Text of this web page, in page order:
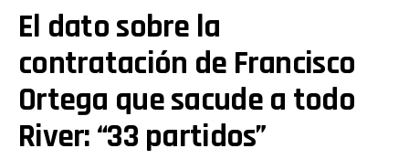
El dato sobre la
contratación de Francisco
Ortega que sacude a todo
River: “33 partidos”